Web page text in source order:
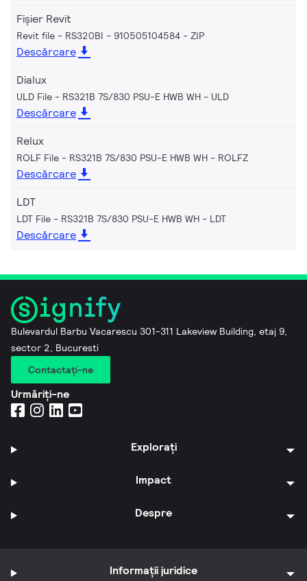
Fișier Revit
Revit file - RS320BI - 910505104584 ZIP
Descărcare
Dialux
ULD File - RS321B 7S/830 PSU-E HWB WH ULD
Descărcare
Relux
ROLF File - RS321B 7S/830 PSU-E HWB WH ROLFZ
Descărcare
LDT
LDT File - RS321B 7S/830 PSU-E HWB WH LDT
Descărcare
Bulevardul Barbu Vacarescu 301-311 Lakeview Building, etaj 9,
sector 2, Bucuresti
Contactaţi-ne
Urmăriți-ne
Explorați
Impact
Despre
Informații juridice